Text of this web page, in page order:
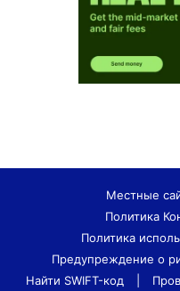
Местные
Политика
Политика
Предупреждение о
Найти SWIFT-код